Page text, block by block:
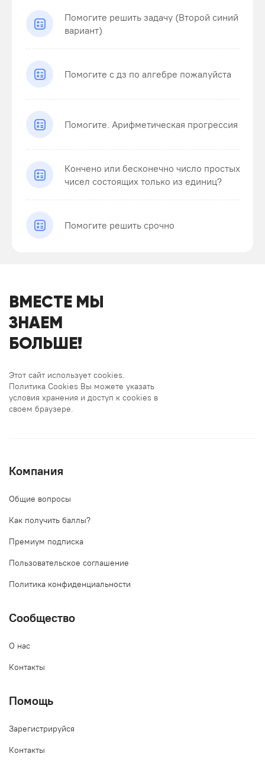
Помогите решить задачу (Второй синий
вариант)
Помогите с дз по алгебре пожалуйста
Помогите. Арифметическая прогрессия
Кончено или бесконечно число простых
чисел состоящих только из единиц?
Помогите решить срочно
ВМЕСТЕ МЫ
ЗНАЕМ
БОЛЬШЕ!
Этот сайт использует cookies.
Политика Cookies Вы можете указать
условия хранения и доступ к cookies в
своем браузере.
Компания
Общие вопросы
Как получить баллы?
Премиум подписка
Пользовательское соглашение
Политика конфиденциальности
Сообщество
О нас
Контакты
Помощь
Зарегистрируйся
Контакты